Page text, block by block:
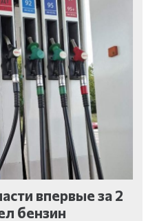
впервые за 2
бензин